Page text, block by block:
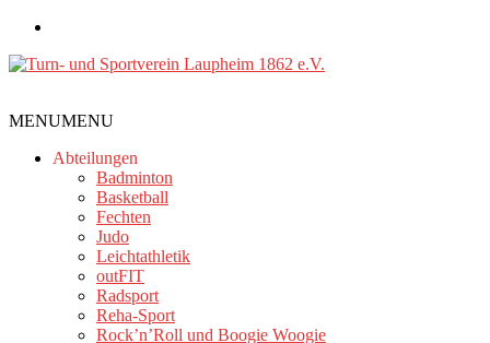
Zum
springen
und
Sportverein
Laupheim
MENUMENU
Abteilungen
Badminton
Basketball
Fechten
Judo
Leichtathletik
outFIT
Radsport
Reha-Sport
Rock’n’Roll und Boogie Woogie